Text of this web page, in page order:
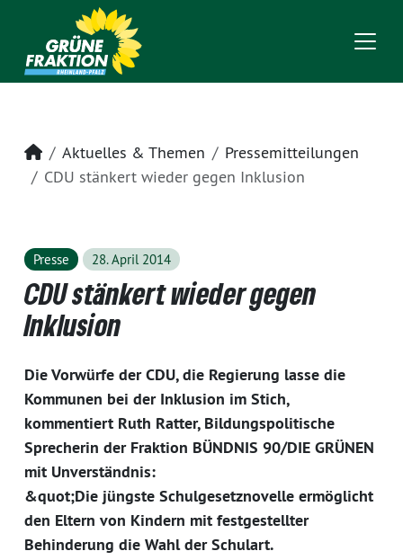
Startseite
Aktuelles & Themen
Pressemitteilungen
CDU stänkert wieder gegen Inklusion
Presse 28. April 2014
CDU stänkert wieder gegen
Inklusion
Die Vorwürfe der CDU, die Regierung lasse die
Kommunen bei der Inklusion im Stich,
kommentiert Ruth Ratter, Bildungspolitische
Sprecherin der Fraktion BÜNDNIS 90/DIE GRÜNEN
mit Unverständnis:
&quot;Die jüngste Schulgesetznovelle ermöglicht
den Eltern von Kindern mit festgestellter
Behinderung die Wahl der Schulart.